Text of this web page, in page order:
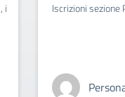
i
Iscrizioni